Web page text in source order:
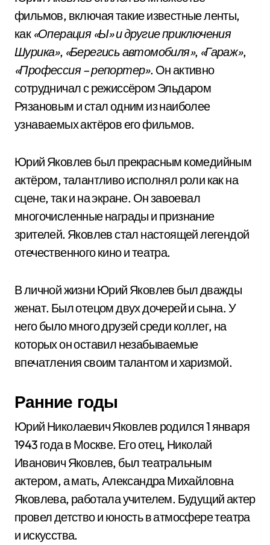
фильмов, включая такие известные ленты,
как «Операция «Ы» и другие приключения
Шурика», «Берегись автомобиля», «Гараж»,
«Профессия – репортер». Он активно
сотрудничал с режиссёром Эльдаром
Рязановым и стал одним из наиболее
узнаваемых актёров его фильмов.
Юрий Яковлев был прекрасным комедийным
актёром, талантливо исполнял роли как на
сцене, так и на экране. Он завоевал
многочисленные награды и признание
зрителей. Яковлев стал настоящей легендой
отечественного кино и театра.
В личной жизни Юрий Яковлев был дважды
женат. Был отецом двух дочерей и сына. У
него было много друзей среди коллег, на
которых он оставил незабываемые
впечатления своим талантом и харизмой.
Ранние годы
Юрий Николаевич Яковлев родился 1 января
1943 года в Москве. Его отец, Николай
Иванович Яковлев, был театральным
актером, а мать, Александра Михайловна
Яковлева, работала учителем. Будущий актер
провел детство и юность в атмосфере театра
и искусства.